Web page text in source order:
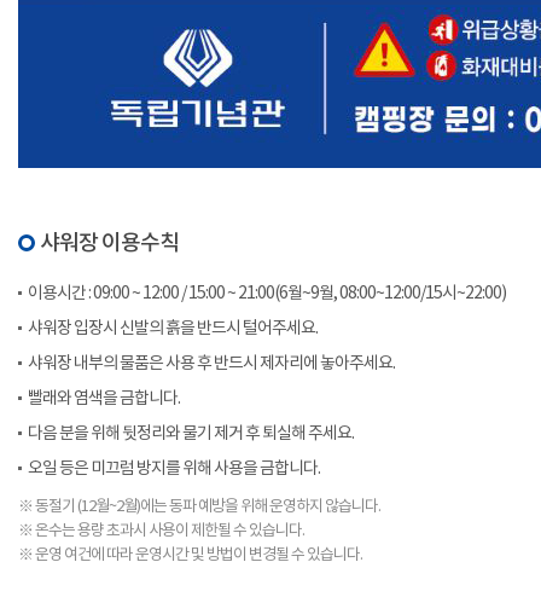
샤워장 이용수칙
이용시간 : 09:00 ~ 12:00 / 15:00 ~ 21:00(6월~9월, 08:00~12:00/15시~22:00)
샤워장 입장시 신발의 흙을 반드시 털어주세요.
샤워장 내부의 물품은 사용 후 반드시 제자리에 놓아주세요.
빨래와 염색을 금합니다.
다음 분을 위해 뒷정리와 물기 제거 후 퇴실해 주세요.
오일 등은 미끄럼 방지를 위해 사용을 금합니다.
※ 동절기 (12월~2월)에는 동파 예방을 위해 운영하지 않습니다.
※ 온수는 용량 초과시 사용이 제한될 수 있습니다.
※ 운영 여건에 따라 운영시간 및 방법이 변경될 수 있습니다.